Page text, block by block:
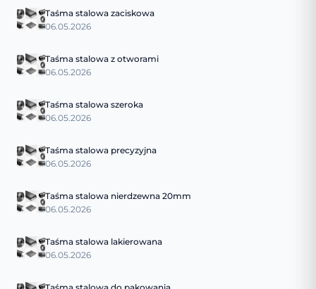
Taśma stalowa zaciskowa
06.05.2026
Taśma stalowa z otworami
06.05.2026
Taśma stalowa szeroka
06.05.2026
Taśma stalowa precyzyjna
06.05.2026
Taśma stalowa nierdzewna 20mm
06.05.2026
Taśma stalowa lakierowana
06.05.2026